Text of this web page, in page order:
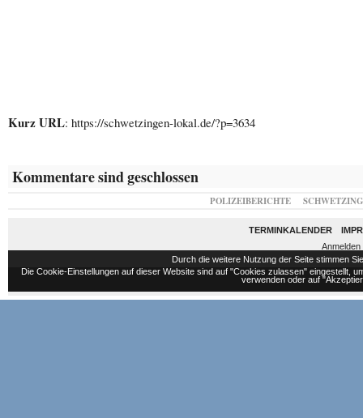
Kurz URL: https://schwetzingen-lokal.de/?p=3634
Kommentare sind geschlossen
POLIZEIBERICHTE
TERMINKALENDER
Anmelden
Durch die weitere Nutzung der Seite stimmen
Die Cookie-Einstellungen auf dieser Website sind auf "Cookies zulassen" eingestellt,
verwenden oder auf